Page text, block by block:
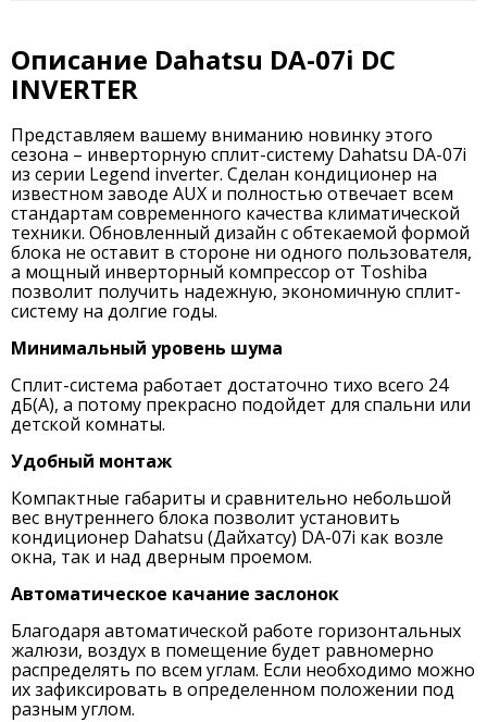
Описание Dahatsu DA-07i DC
INVERTER
Представляем вашему вниманию новинку этого
сезона – инверторную сплит-систему Dahatsu DA-07i
из серии Legend inverter. Сделан кондиционер на
известном заводе AUX и полностью отвечает всем
стандартам современного качества климатической
техники. Обновленный дизайн с обтекаемой формой
блока не оставит в стороне ни одного пользователя,
а мощный инверторный компрессор от Toshiba
позволит получить надежную, экономичную сплит-
систему на долгие годы.
Минимальный уровень шума
Сплит-система работает достаточно тихо всего 24
дБ(А), а потому прекрасно подойдет для спальни или
детской комнаты.
Удобный монтаж
Компактные габариты и сравнительно небольшой
вес внутреннего блока позволит установить
кондиционер Dahatsu (Дайхатсу) DA-07i как возле
окна, так и над дверным проемом.
Автоматическое качание заслонок
Благодаря автоматической работе горизонтальных
жалюзи, воздух в помещение будет равномерно
распределять по всем углам. Если необходимо можно
их зафиксировать в определенном положении под
разным углом.